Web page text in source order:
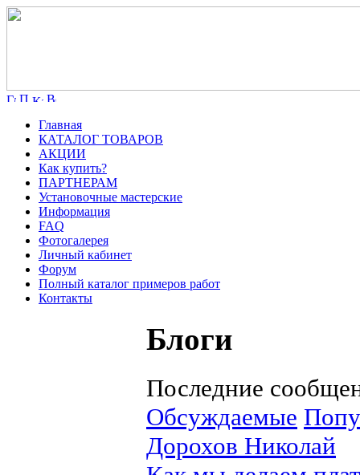
Главная
КАТАЛОГ ТОВАРОВ
АКЦИИ
Как купить?
ПАРТНЕРАМ
Установочные мастерские
Информация
FAQ
Фотогалерея
Личный кабинет
Форум
Полный каталог примеров работ
Контакты
Блоги
Последние
Обсуждаемые
Дорохов Николай